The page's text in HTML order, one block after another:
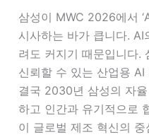
삼성이 MWC 2026에서
시사하는 바가 큽니다.
려도 커지기 때문입니다.
신뢰할 수 있는 산업용
결국 2030년 삼성의 자
하고 인간과 유기적으로
이 글로벌 제조 혁신의